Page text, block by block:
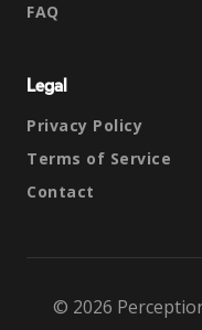
FAQ
Legal
Privacy Policy
Terms of Service
Contact
© 2026